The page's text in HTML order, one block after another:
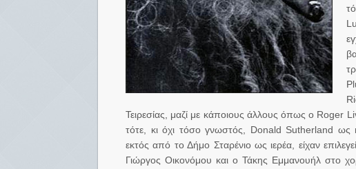
Τειρεσίας, μαζί με κάποιους άλλους όπως ο Roger
τότε, κι όχι τόσο γνωστός, Donald Sutherland ως
εκτός από το Δήμο Σταρένιο ως ιερέα, είχαν
Γιώργος Οικονόμου και ο Τάκης Εμμανουήλ στο